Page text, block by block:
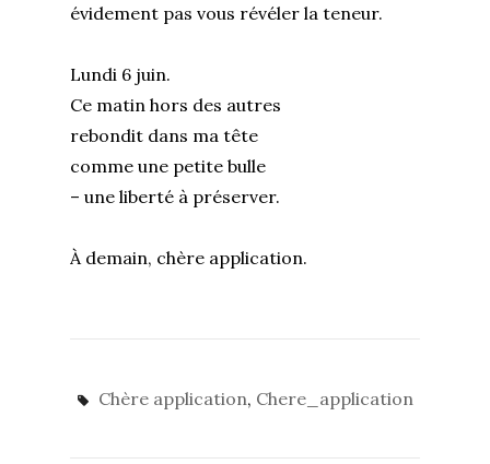
évidement pas vous révéler la teneur.
Lundi 6 juin.
Ce matin hors des autres
rebondit dans ma tête
comme une petite bulle
– une liberté à préserver.
À demain, chère application.
Chère application, Chere_application